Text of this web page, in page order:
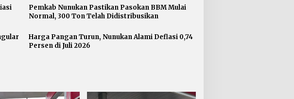
Pemkab Nunukan Pastikan Pasokan BBM Mulai
Normal, 300 Ton Telah Didistribusikan
Harga Pangan Turun, Nunukan Alami Deflasi 0,74
Persen di Juli 2026